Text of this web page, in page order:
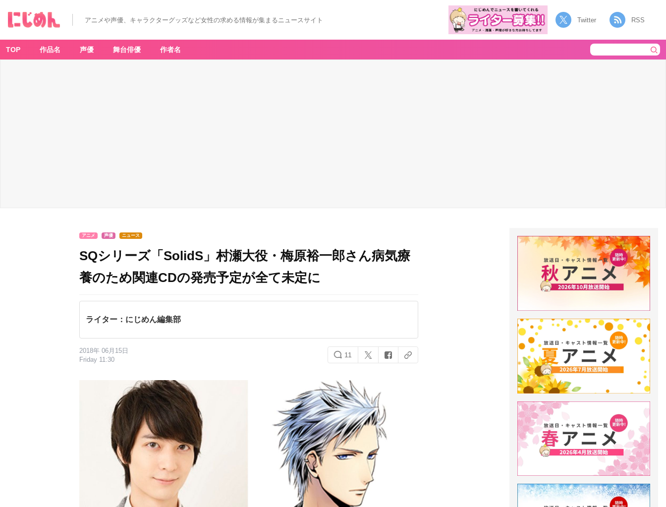
アニメや声優、キャラクターグッズなど女性の求める情報が集まるニュースサイト Twitter RSS
TOP 作品名 声優 舞台俳優 作者名
アニメ 声優 ニュース
SQシリーズ「SolidS」村瀬大役・梅原裕一郎さん病気療
養のため関連CDの発売予定が全て未定に
ライター：にじめん編集部
2018年 06月15日
Friday 11:30
11